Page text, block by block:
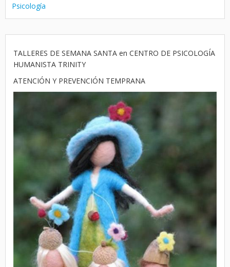
Psicología
TALLERES DE SEMANA SANTA en CENTRO DE PSICOLOGÍA
HUMANISTA TRINITY
ATENCIÓN Y PREVENCIÓN TEMPRANA